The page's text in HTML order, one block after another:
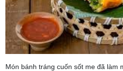
Món bánh tráng cuốn sốt me đã làm